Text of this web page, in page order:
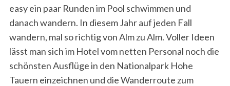
easy ein paar Runden im Pool schwimmen und
danach wandern. In diesem Jahr auf jeden Fall
wandern, mal so richtig von Alm zu Alm. Voller Ideen
lässt man sich im Hotel vom netten Personal noch die
schönsten Ausflüge in den Nationalpark Hohe
Tauern einzeichnen und die Wanderroute zum